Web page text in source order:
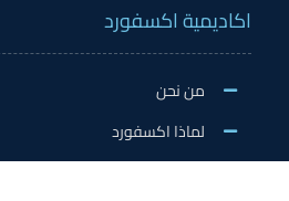
اكاديمية اكسفورد
من نحن
لماذا اكسفورد